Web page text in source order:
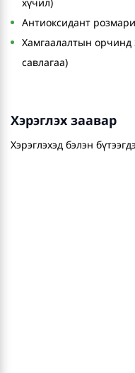
Антиоксидант
Хамгаалалтын орчинд
савлагаа)
Хэрэглэх заавар
Хэрэглэхэд бэлэн